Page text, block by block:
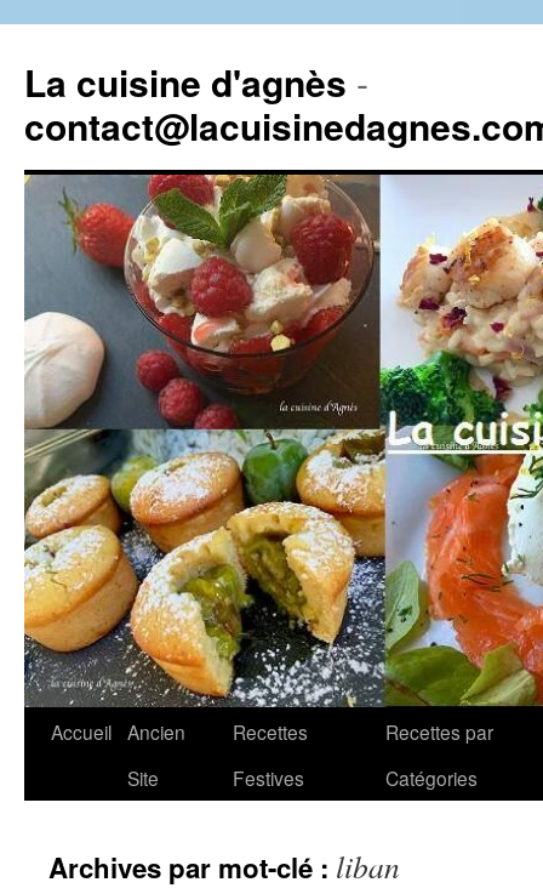
La cuisine d'agnès -
Aller
Accueil Ancien
Site
Recettes
Festives
Recettes par
Catégories
Archives par mot-clé : liban